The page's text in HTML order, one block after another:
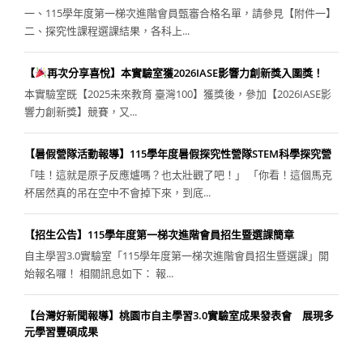
一、115學年度第一梯次進階會員甄審合格名單，請參見【附件一】
二、探究性課程選課結果，各科上...
【
再次分享喜悅】本實驗室獲2026IASE影響力創新獎入圍獎！
本實驗室既【2025未來教育 臺灣100】獲獎後，參加【2026IASE影
響力創新獎】競賽，又...
【暑假營隊活動報導】115學年度暑假探究性營隊STEM科學探究營
「哇！這就是原子反應爐嗎？也太壯觀了吧！」 「你看！這個馬克
杯居然真的吊在空中不會掉下來，到底...
【招生公告】115學年度第一梯次進階會員招生暨選課簡章
自主學習3.0實驗室「115學年度第一梯次進階會員招生暨選課」開
始報名囉！ 相關訊息如下： 報...
【台灣好新聞報導】桃園市自主學習3.0實驗室成果發表會 展現多
元學習豐碩成果